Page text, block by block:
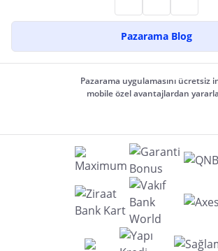
Pazarama Blog
Pazarama uygulamasını ücretsiz
mobile özel avantajlardan